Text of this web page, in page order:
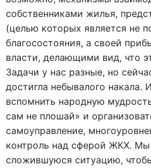
собственниками жилья,
(целью которых является не
благосостояния, а своей
власти, делающими вид, что
Задачи у нас разные, но
достигла небывалого накала.
вспомнить народную
сам не плошай» и
самоуправление,
контроль над сферой ЖКХ.
сложившуюся ситуацию,